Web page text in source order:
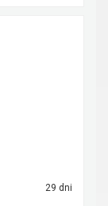
29 dni